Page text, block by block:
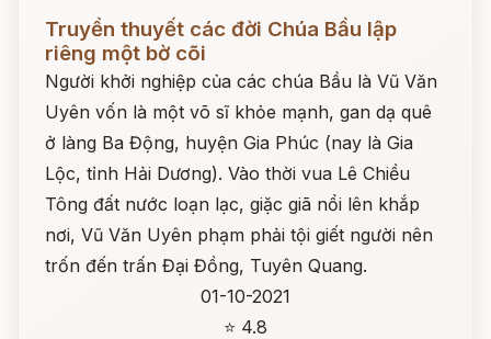
Đọc ngay
Truyền thuyết các đời Chúa Bầu lập
riêng một bờ cõi
Người khởi nghiệp của các chúa Bầu là Vũ Văn
Uyên vốn là một võ sĩ khỏe mạnh, gan dạ quê
ở làng Ba Động, huyện Gia Phúc (nay là Gia
Lộc, tỉnh Hải Dương). Vào thời vua Lê Chiều
Tông đất nước loạn lạc, giặc giã nổi lên khắp
nơi, Vũ Văn Uyên phạm phải tội giết người nên
trốn đến trấn Đại Đồng, Tuyên Quang.
01-10-2021
⭐ 4.8